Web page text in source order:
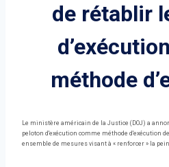
de rétablir
méthode
Le ministère américain de la Justice (DOJ) a
peloton d'exécution comme méthode d'exécution
ensemble de mesures visant à « renforcer » la